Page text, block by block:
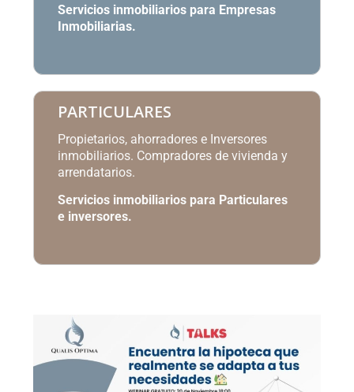
Servicios inmobiliarios para Empresas
Inmobiliarias.
PARTICULARES
Propietarios, ahorradores e Inversores
inmobiliarios. Compradores de vivienda y
arrendatarios.
Servicios inmobiliarios para Particulares
e inversores.